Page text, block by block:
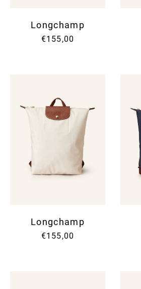
Longchamp
€155,00
Longchamp
€155,00